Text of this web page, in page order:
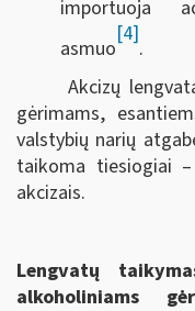
importuoja
asmuo
[4]
.
Akcizų
gėrimams,
valstybių narių
taikoma tiesiogiai
akcizais.
Lengvatų
alkoholiniams